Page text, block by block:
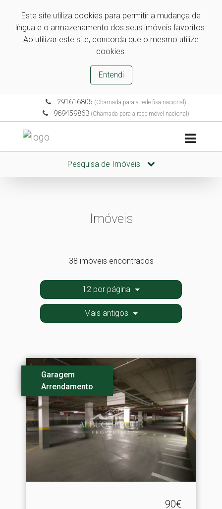
Este site utiliza cookies para permitir a mudança de
língua e o armazenamento dos seus imóveis favoritos.
Ao utilizar este site, concorda que o mesmo utilize
cookies.
Entendi
291616805 (Chamada para a rede fixa nacional)
969459863 (Chamada para a rede móvel nacional)
Pesquisa de Imóveis
Imóveis
38 imóveis encontrados
12 por página
Mais antigos
Garagem
Arrendamento
90€